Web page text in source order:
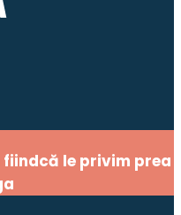
le privim prea